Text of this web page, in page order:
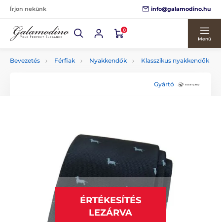
Írjon nekünk info@galamodino.hu
0
Menü
Bevezetés Férfiak Nyakkendők Klasszikus nyakkendők
Gyártó
ÉRTÉKESÍTÉS
LEZÁRVA